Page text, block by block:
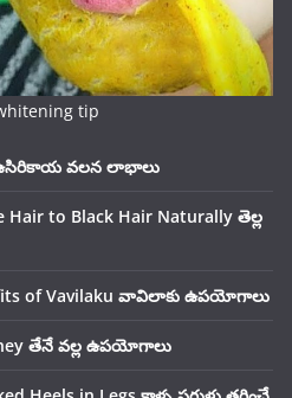
tip
ఉసిరికాయ వలన లాభాలు
Hair to Black Hair Naturally తెల్ల
of Vavilaku వావిలాకు ఉపయోగాలు
తేనే వల్ల ఉపయోగాలు